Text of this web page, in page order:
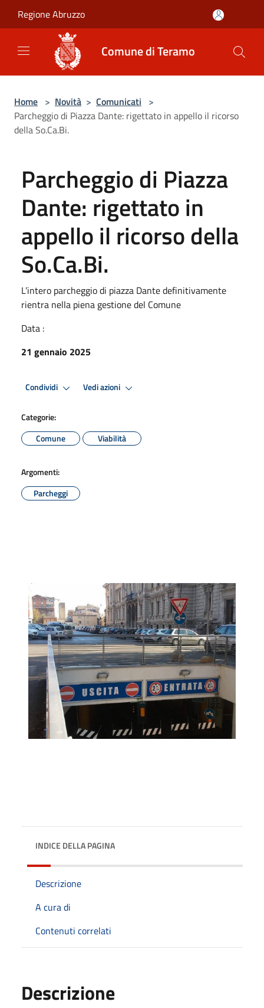
Regione Abruzzo
Comune di Teramo
Home > Novità > Comunicati >
Parcheggio di Piazza Dante: rigettato in appello il ricorso
della So.Ca.Bi.
Parcheggio di Piazza
Dante: rigettato in
appello il ricorso della
So.Ca.Bi.
L’intero parcheggio di piazza Dante definitivamente
rientra nella piena gestione del Comune
Data :
21 gennaio 2025
Condividi Vedi azioni
Categorie:
Comune
Viabilità
Argomenti:
Parcheggi
INDICE DELLA PAGINA
Descrizione
A cura di
Contenuti correlati
Descrizione